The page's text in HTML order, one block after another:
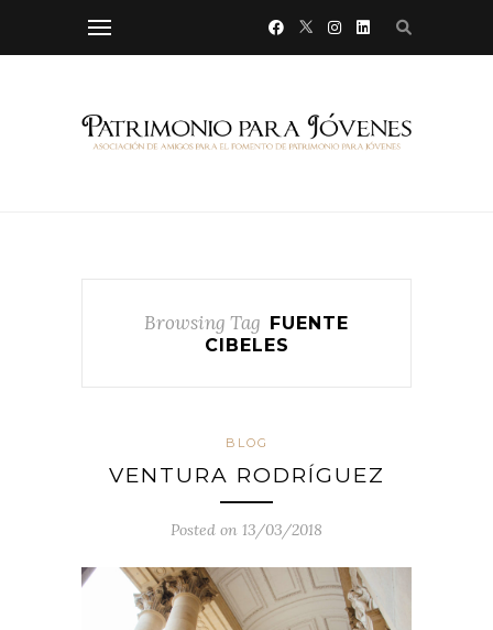
Browsing Tag
FUENTE
CIBELES
BLOG
VENTURA RODRÍGUEZ
Posted on 13/03/2018